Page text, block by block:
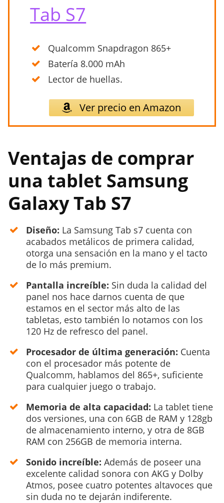
Tab S7
Qualcomm Snapdragon 865+
Batería 8.000 mAh
Lector de huellas.
Ver precio en Amazon
Ventajas de comprar
una tablet Samsung
Galaxy Tab S7
Diseño: La Samsung Tab s7 cuenta con
acabados metálicos de primera calidad,
otorga una sensación en la mano y el tacto
de lo más premium.
Pantalla increíble: Sin duda la calidad del
panel nos hace darnos cuenta de que
estamos en el sector más alto de las
tabletas, esto también lo notamos con los
120 Hz de refresco del panel.
Procesador de última generación: Cuenta
con el procesador más potente de
Qualcomm, hablamos del 865+, suficiente
para cualquier juego o trabajo.
Memoria de alta capacidad: La tablet tiene
dos versiones, una con 6GB de RAM y 128gb
de almacenamiento interno, y otra de 8GB
RAM con 256GB de memoria interna.
Sonido increíble: Además de poseer una
excelente calidad sonora con AKG y Dolby
Atmos, posee cuatro potentes altavoces que
sin duda no te dejarán indiferente.